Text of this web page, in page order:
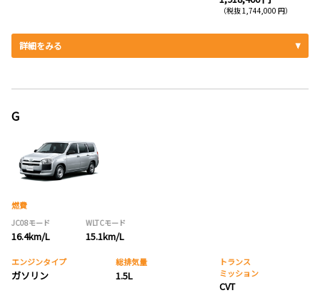
（税抜 1,744,000 円）
詳細をみる
G
燃費
JC08モード
16.4km/L
WLTCモード
15.1km/L
エンジンタイプ
ガソリン
総排気量
1.5L
トランス
ミッション
CVT